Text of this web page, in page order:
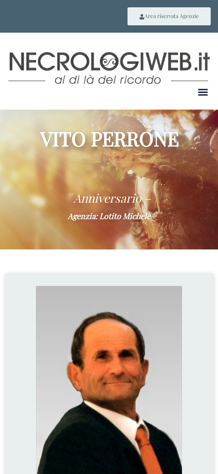
Area riservata Agenzie
VITO PERRONE
~
° Anniversario –
Agenzia: Lotito Michele